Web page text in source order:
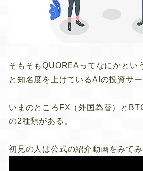
そもそもQUOREAってなにかとい
と知名度を上げているAIの投資サー
いまのところFX（外国為替）と
の2種類がある。
初見の人は公式の紹介動画をみてみ